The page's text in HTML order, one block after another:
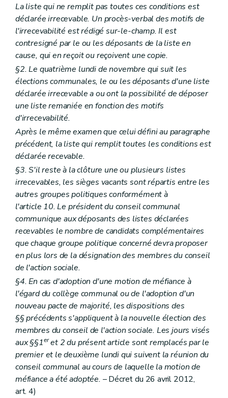
La liste qui ne remplit pas toutes ces conditions est
déclarée irrecevable. Un procès-verbal des motifs de
l'irrecevabilité est rédigé sur-le-champ. Il est
contresigné par le ou les déposants de la liste en
cause, qui en reçoit ou reçoivent une copie.
§2. Le quatrième lundi de novembre qui suit les
élections communales, le ou les déposants d'une liste
déclarée irrecevable a ou ont la possibilité de déposer
une liste remaniée en fonction des motifs
d'irrecevabilité.
Après le même examen que celui défini au paragraphe
précédent, la liste qui remplit toutes les conditions est
déclarée recevable.
§3. S'il reste à la clôture une ou plusieurs listes
irrecevables, les sièges vacants sont répartis entre les
autres groupes politiques conformément à
l'article 10. Le président du conseil communal
communique aux déposants des listes déclarées
recevables le nombre de candidats complémentaires
que chaque groupe politique concerné devra proposer
en plus lors de la désignation des membres du conseil
de l'action sociale.
§4. En cas d'adoption d'une motion de méfiance à
l'égard du collège communal ou de l'adoption d'un
nouveau pacte de majorité, les dispositions des
§§ précédents s'appliquent à la nouvelle élection des
membres du conseil de l'action sociale. Les jours visés
aux §§1eret 2 du présent article sont remplacés par le
premier et le deuxième lundi qui suivent la réunion du
conseil communal au cours de laquelle la motion de
méfiance a été adoptée. – Décret du 26 avril 2012,
art. 4)